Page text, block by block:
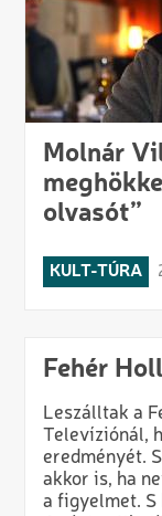
Molnár
olvasót”
KULT-TÚRA
Fehér
Leszálltak a
Televíziónál,
eredményét.
akkor is, ha
a figyelmet.